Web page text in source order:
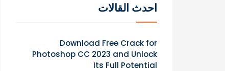
احدث القالات
Download Free Crack for
Photoshop CC 2023 and Unlock
Its Full Potential